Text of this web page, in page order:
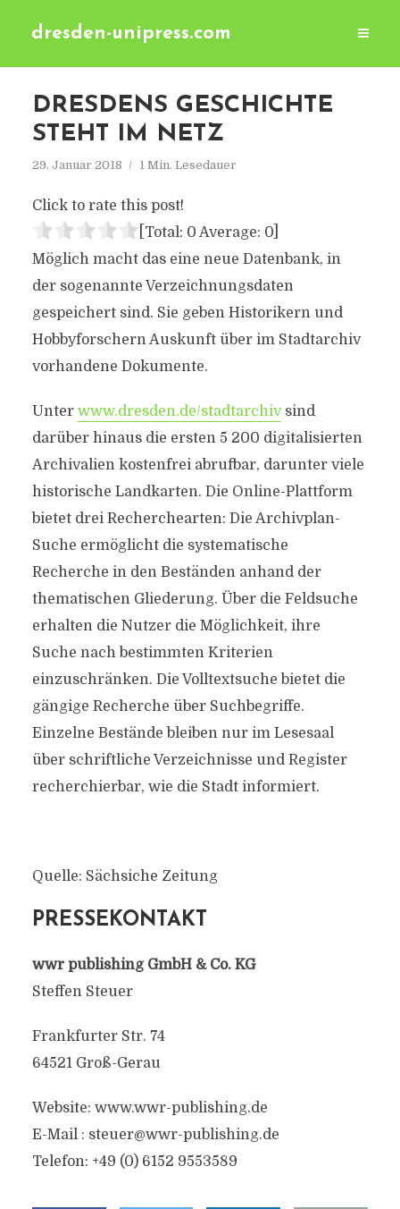
dresden-unipress.com
DRESDENS GESCHICHTE
STEHT IM NETZ
29. Januar 2018 1 Min. Lesedauer
Click to rate this post!
[Total: 0 Average: 0]
Möglich macht das eine neue Datenbank, in
der sogenannte Verzeichnungsdaten
gespeichert sind. Sie geben Historikern und
Hobbyforschern Auskunft über im Stadtarchiv
vorhandene Dokumente.
Unter www.dresden.de/stadtarchivsind
darüber hinaus die ersten 5 200 digitalisierten
Archivalien kostenfrei abrufbar, darunter viele
historische Landkarten. Die Online-Plattform
bietet drei Recherchearten: Die Archivplan-
Suche ermöglicht die systematische
Recherche in den Beständen anhand der
thematischen Gliederung. Über die Feldsuche
erhalten die Nutzer die Möglichkeit, ihre
Suche nach bestimmten Kriterien
einzuschränken. Die Volltextsuche bietet die
gängige Recherche über Suchbegriffe.
Einzelne Bestände bleiben nur im Lesesaal
über schriftliche Verzeichnisse und Register
recherchierbar, wie die Stadt informiert.
Quelle: Sächsiche Zeitung
PRESSEKONTAKT
wwr publishing GmbH & Co. KG
Steffen Steuer
Frankfurter Str. 74
64521 Groß-Gerau
Website: www.wwr-publishing.de
E-Mail : steuer@wwr-publishing.de
Telefon: +49 (0) 6152 9553589